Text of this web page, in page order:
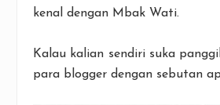
kenal dengan Mbak Wati.
Kalau kalian sendiri suka
para blogger dengan sebutan